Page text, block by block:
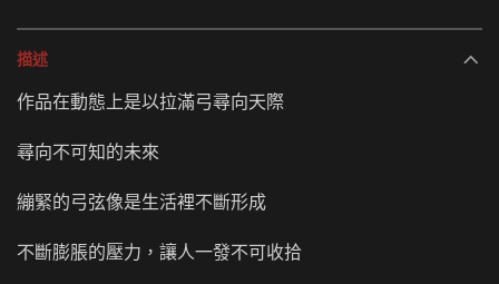
描述
作品在動態上是以拉滿弓尋向天際
尋向不可知的未來
繃緊的弓弦像是生活裡不斷形成
不斷膨脹的壓力，讓人一發不可收拾